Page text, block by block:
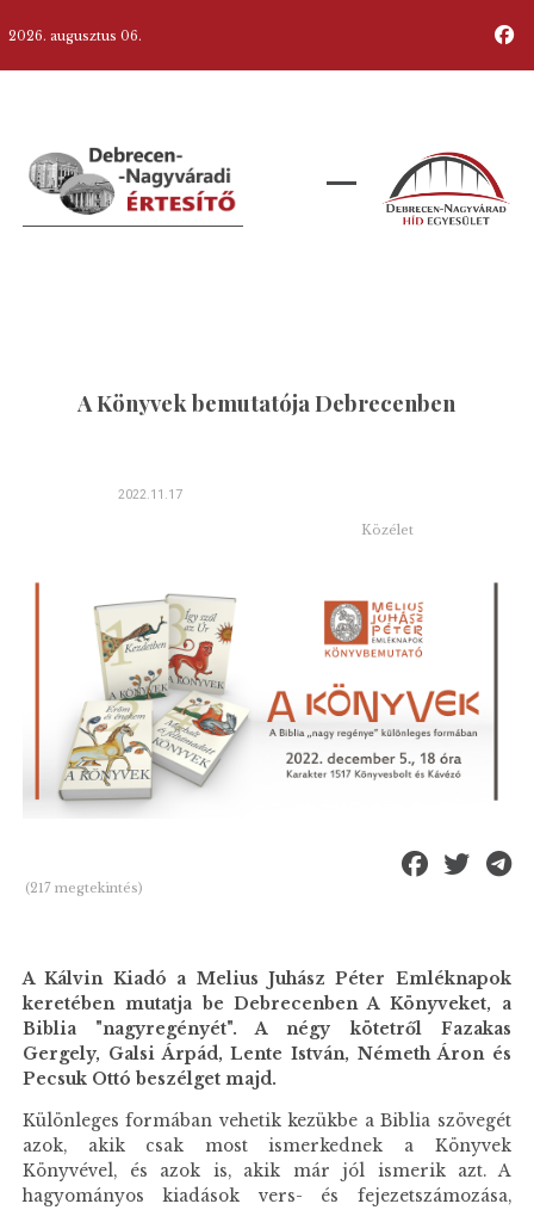
2026. augusztus 06.
A Könyvek bemutatója Debrecenben
2022.11.17
Közélet
(217 megtekintés)
A Kálvin Kiadó a Melius Juhász Péter Emléknapok
keretében mutatja be Debrecenben A Könyveket, a
Biblia "nagyregényét". A négy kötetről Fazakas
Gergely, Galsi Árpád, Lente István, Németh Áron és
Pecsuk Ottó beszélget majd.
Különleges formában vehetik kezükbe a Biblia szövegét
azok, akik csak most ismerkednek a Könyvek
Könyvével, és azok is, akik már jól ismerik azt. A
hagyományos kiadások vers- és fejezetszámozása,